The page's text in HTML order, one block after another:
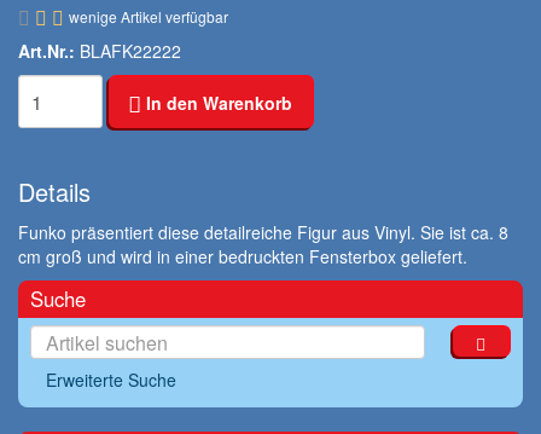
wenige Artikel verfügbar
Art.Nr.: BLAFK22222
In den Warenkorb
Details
Funko präsentiert diese detailreiche Figur aus Vinyl. Sie ist ca. 8
cm groß und wird in einer bedruckten Fensterbox geliefert.
Suche
Erweiterte Suche